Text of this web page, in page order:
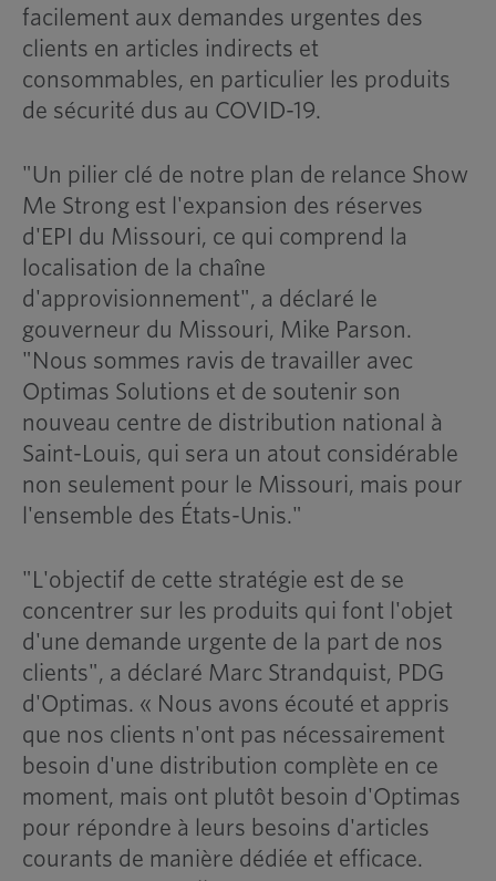
facilement aux demandes urgentes des
clients en articles indirects et
consommables, en particulier les produits
de sécurité dus au COVID-19.
"Un pilier clé de notre plan de relance Show
Me Strong est l'expansion des réserves
d'EPI du Missouri, ce qui comprend la
localisation de la chaîne
d'approvisionnement", a déclaré le
gouverneur du Missouri, Mike Parson.
"Nous sommes ravis de travailler avec
Optimas Solutions et de soutenir son
nouveau centre de distribution national à
Saint-Louis, qui sera un atout considérable
non seulement pour le Missouri, mais pour
l'ensemble des États-Unis."
"L'objectif de cette stratégie est de se
concentrer sur les produits qui font l'objet
d'une demande urgente de la part de nos
clients", a déclaré Marc Strandquist, PDG
d'Optimas. « Nous avons écouté et appris
que nos clients n'ont pas nécessairement
besoin d'une distribution complète en ce
moment, mais ont plutôt besoin d'Optimas
pour répondre à leurs besoins d'articles
courants de manière dédiée et efficace.